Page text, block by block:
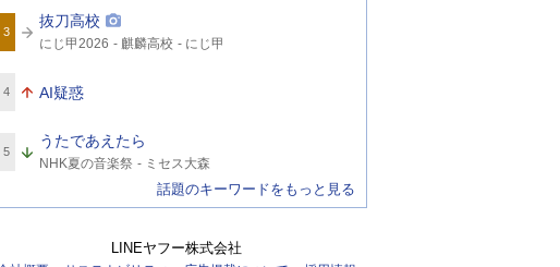
ー
ド
3
抜刀高校
関
連
ド
にじ甲2026 麒麟高校 にじ甲
4 AI疑惑
5
うたであえたら
関
連
NHK夏の音楽祭 ミセス大森
話題のキーワードをもっと見る
LINEヤフー株式会社